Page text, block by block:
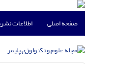
صفحه اصلی اطلاعات